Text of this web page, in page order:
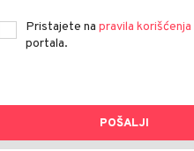
Pristajete na pravila korišćenja
portala.
POŠALJI